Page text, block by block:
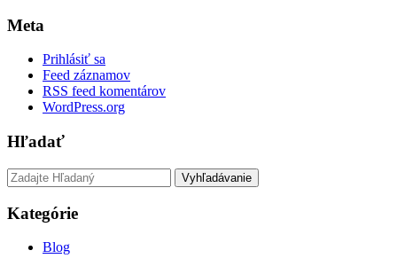
Meta
Prihlásiť sa
Feed záznamov
RSS feed komentárov
WordPress.org
Hľadať
Vyhľadávanie
Kategórie
Blog